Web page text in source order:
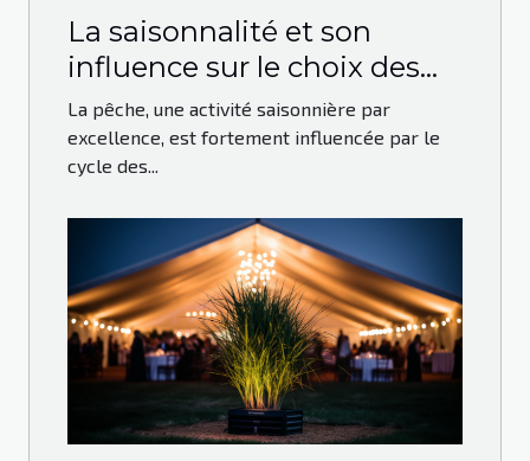
La saisonnalité et son
influence sur le choix des
leurres de pêche
La pêche, une activité saisonnière par
excellence, est fortement influencée par le
cycle des...